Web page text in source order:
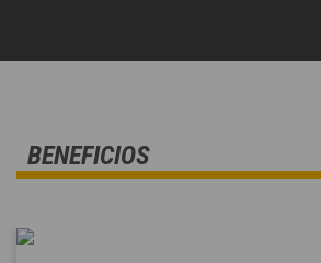
BENEFICIOS